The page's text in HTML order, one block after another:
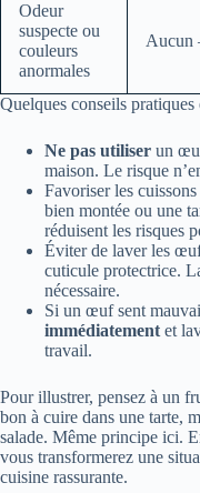
Odeur
suspecte ou
couleurs
anormales
Aucun
Quelques conseils pratiques
Ne pas utiliser un
maison. Le risque
Favoriser les
bien montée ou une
réduisent les risques
Éviter de laver les
cuticule protectrice.
nécessaire.
Si un œuf sent
immédiatementet
travail.
Pour illustrer, pensez à un
bon à cuire dans une tarte,
salade. Même principe ici.
vous transformerez une
cuisine rassurante.